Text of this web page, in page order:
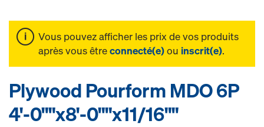
Vous pouvez afficher les prix de vos produits
après vous êtreconnecté(e)ou inscrit(e).
Plywood Pourform MDO 6P
4'-0""x8'-0""x11/16""